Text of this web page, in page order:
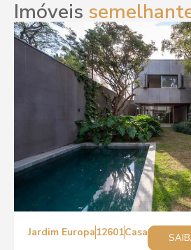
Imóveis
Jardim Europa 12601Casa